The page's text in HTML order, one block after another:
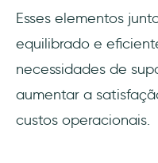
Esses elementos
equilibrado e
necessidades de
aumentar a
custos operacionais.